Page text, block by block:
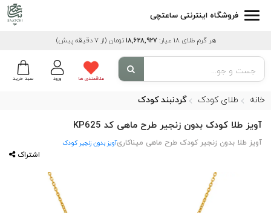
فروشگاه اینترنتی ساعتچی
هر گرم طلای 18 عیار: 18,628,927 تومان (از 7 دقیقه پیش)
سبد خرید ورود علاقمندی ها
خانه طلای کودک گردنبند کودک
آویز طلا کودک بدون زنجیر طرح ماهی کد KP625
آویز طلا بدون زنجیر کودک طرح ماهی میناکاریآویز بدون زنجیر کودک
اشتراک